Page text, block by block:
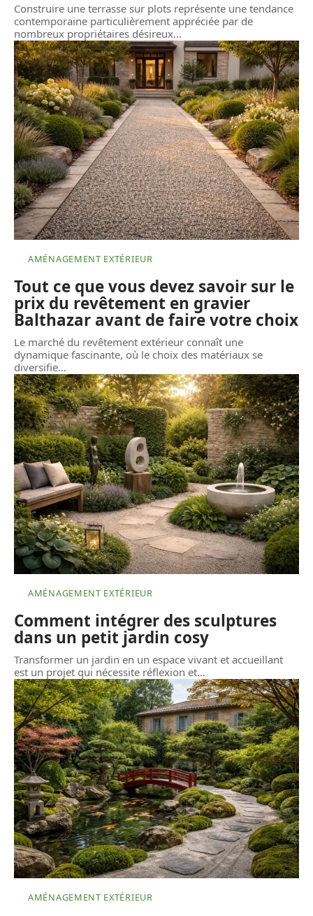
Construire une terrasse sur plots représente une tendance
contemporaine particulièrement appréciée par de
nombreux propriétaires désireux…
AMÉNAGEMENT EXTÉRIEUR
Tout ce que vous devez savoir sur le
prix du revêtement en gravier
Balthazar avant de faire votre choix
Le marché du revêtement extérieur connaît une
dynamique fascinante, où le choix des matériaux se
diversifie…
AMÉNAGEMENT EXTÉRIEUR
Comment intégrer des sculptures
dans un petit jardin cosy
Transformer un jardin en un espace vivant et accueillant
est un projet qui nécessite réflexion et…
AMÉNAGEMENT EXTÉRIEUR